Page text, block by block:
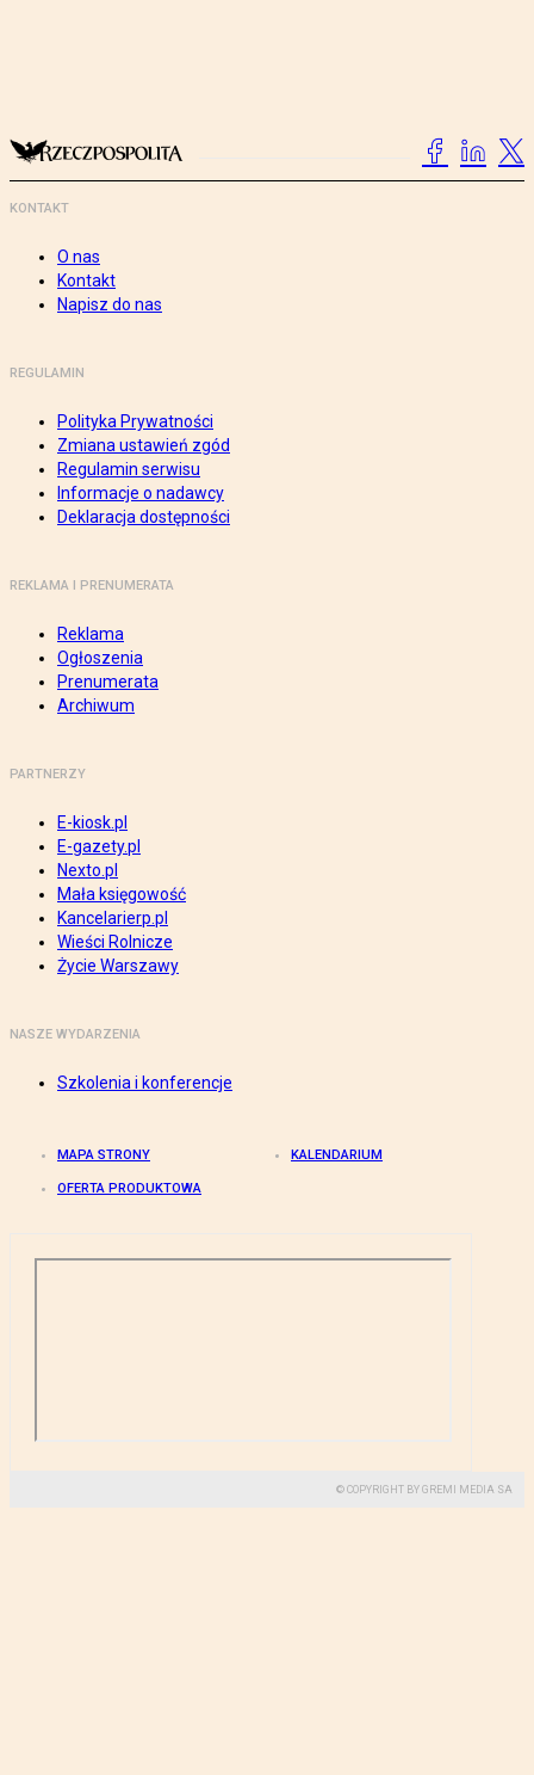
KONTAKT
O nas
Kontakt
Napisz do nas
REGULAMIN
Polityka Prywatności
Zmiana ustawień zgód
Regulamin serwisu
Informacje o nadawcy
Deklaracja dostępności
REKLAMA I PRENUMERATA
Reklama
Ogłoszenia
Prenumerata
Archiwum
PARTNERZY
E-kiosk.pl
E-gazety.pl
Nexto.pl
Mała księgowość
Kancelarierp.pl
Wieści Rolnicze
Życie Warszawy
NASZE WYDARZENIA
Szkolenia i konferencje
MAPA STRONY KALENDARIUM
OFERTA PRODUKTOWA
© COPYRIGHT BY GREMI MEDIA SA